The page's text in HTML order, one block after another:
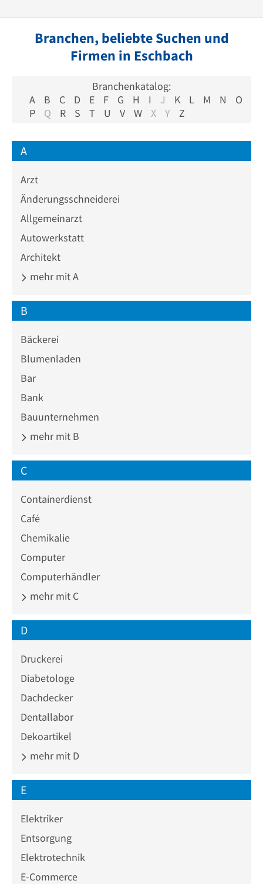
Branchen, beliebte Suchen und
Firmen in Eschbach
Branchenkatalog:
A
B C D E F G H I J K L M N
O
P
Q R S T U V W X Y Z
A
Arzt
Änderungsschneiderei
Allgemeinarzt
Autowerkstatt
Architekt
mehr mit A
B
Bäckerei
Blumenladen
Bar
Bank
Bauunternehmen
mehr mit B
C
Containerdienst
Café
Chemikalie
Computer
Computerhändler
mehr mit C
D
Druckerei
Diabetologe
Dachdecker
Dentallabor
Dekoartikel
mehr mit D
E
Elektriker
Entsorgung
Elektrotechnik
E-Commerce